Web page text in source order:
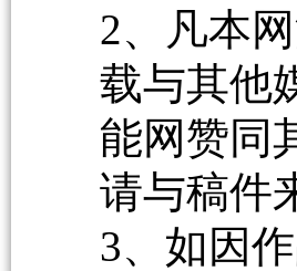
2、凡本
载与其他
能网赞同
请与稿件
3、如因